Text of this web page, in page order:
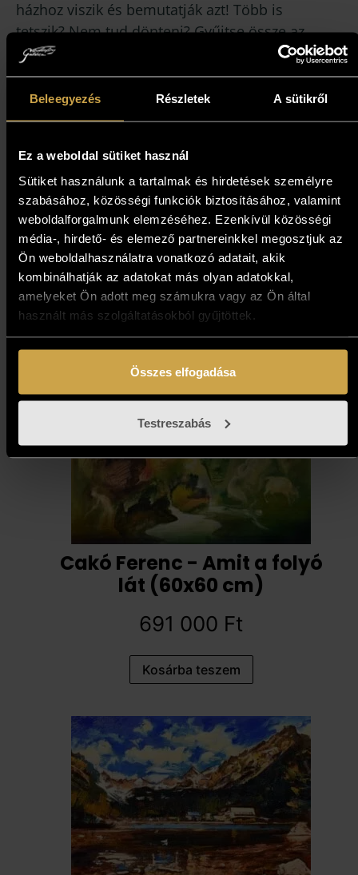
Beleegyezés Részletek A sütikről
Ez a weboldal sütiket használ
Sütiket használunk a tartalmak és hirdetések személyre
szabásához, közösségi funkciók biztosításához, valamint
weboldalforgalmunk elemzéséhez. Ezenkívül közösségi
média-, hirdető- és elemező partnereinkkel megosztjuk az
Ön weboldalhasználatra vonatkozó adatait, akik
kombinálhatják az adatokat más olyan adatokkal,
amelyeket Ön adott meg számukra vagy az Ön által
használt más szolgáltatásokból gyűjtöttek.
Összes elfogadása
Testreszabás
házhoz viszik és bemutatják azt! Több is
tetszik? Nem tud dönteni? Gyűjtse össze az
Önnek tetsző alkotásokat, és vásárolja meg
azt, ami élőben a legjobban tetszik!
Ez is érdekelheti!
Cakó Ferenc - Amit a folyó
lát (60x60 cm)
691 000 Ft
Kosárba teszem